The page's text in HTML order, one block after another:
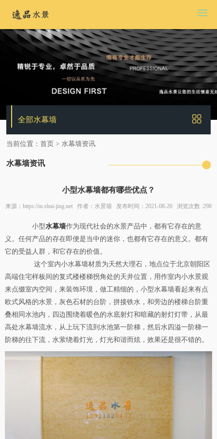
全部水幕墙
当前位置：首页 > 水幕墙资讯
水幕墙资讯
小型水幕墙都有哪些优点？
来源：https://m.shui-jing.net 作者：水景墙 发布时间：2021-08-20 浏览次数 :298
小型水幕墙作为现代社会的水景产品中，都有它存在的意
义。任何产品的存在即便是当中的迷你，也都有它存在的意义。都有
它的受益人群，和它存在的价值。
这个室内小水幕墙材质为天然大理石，地点位于北京朝阳区
高端住宅样板间的复式楼楼梯拐角处的天井位置，用作室内小水景观
来点缀室内空间，来装饰环境，做工精细的，小型水幕墙看起来有点
欧式风格的水景，灰色石材的台阶，拼接铁水，和旁边的楼梯台阶重
叠相同水池内，四边围绕着暖色的水底射灯和暗藏的射灯灯带，从最
高处水幕墙流水，从上玩下流到水池第一阶梯，然后水四溢一阶梯一
阶梯的往下流，水萦绕着灯光，灯光和谐而炫，效果还是很不错的。